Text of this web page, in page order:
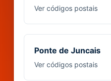
Ver códigos postais
Ponte de Juncais
Ver códigos postais